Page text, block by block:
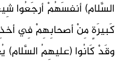
السَّلام) أنفسَهُمْ أرجَعُوا
كَبيرَةٍ مِنْ أصحابِهِمْ فِي
وقَدْ كَانُوا (عليهِمُ